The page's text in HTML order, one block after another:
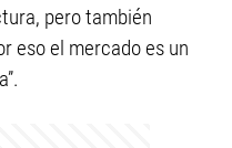
pero también
eso el mercado es un